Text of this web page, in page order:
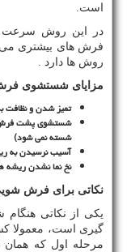
است.
در این روش سرعت
فرش های بیشتری می
روش ها دارد .
مزایای شستشوی
تمیز شدن و
شستشوی پشت فرش
شسته نمی شود)
آسیب نرسیدن به
نخ نما نشدن ریشه
نکاتی برای فرش
یکی از نکاتی
گیری است، معمولا
مرحله اول که همان